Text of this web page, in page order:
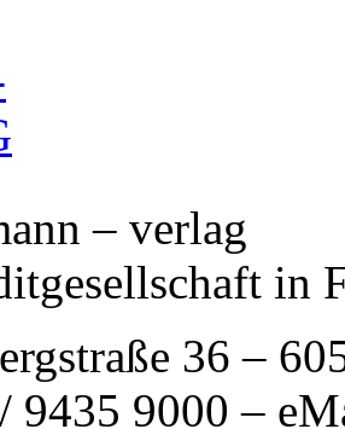
– verlag
in
36 –
9435 9000 –